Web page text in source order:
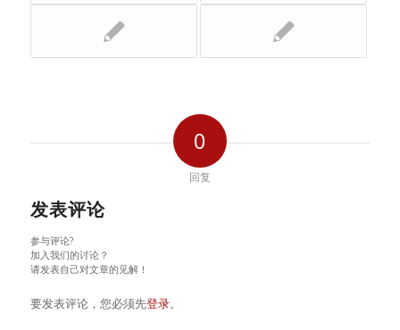
0
回复
发表评论
参与评论?
加入我们的讨论？
请发表自己对文章的见解！
要发表评论，您必须先登录。